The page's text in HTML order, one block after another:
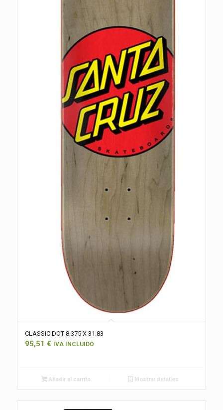
CLASSIC DOT 8.375 X 31.83
95,51 € IVA INCLUIDO
Añadir al carrito Mostrar detalles